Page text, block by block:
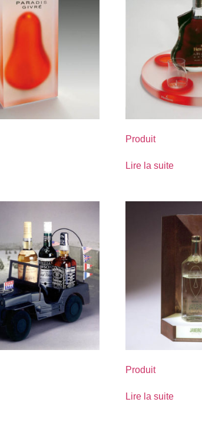
Produit
Lire la suite
Produit
Lire la suite